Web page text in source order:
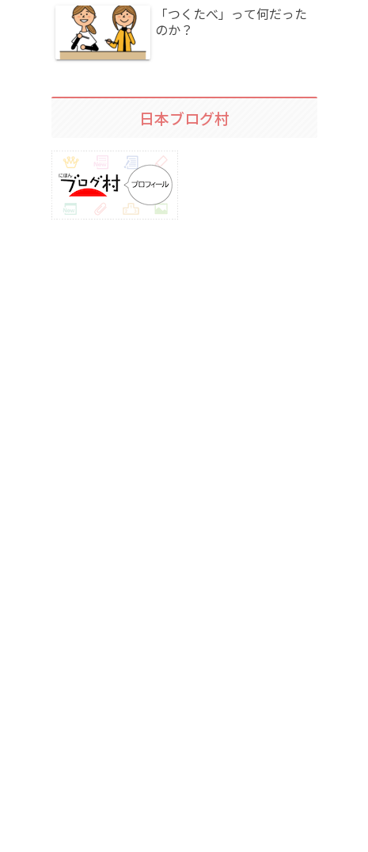
「つくたべ」って何だった
のか？
日本ブログ村